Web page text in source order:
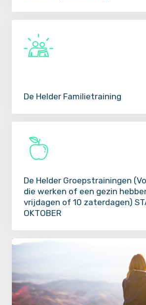
De Helder Familietraining
De Helder Groepstrainingen
die werken of een gezin
vrijdagen of 10 zaterdagen)
OKTOBER